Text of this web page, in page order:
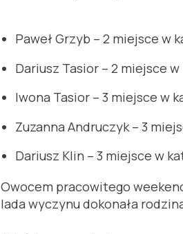
Paweł Grzyb – 2 miejsce w
Dariusz Tasior – 2 miejsce
Iwona Tasior – 3 miejsce w
Zuzanna Andruczyk – 3
Dariusz Klin – 3 miejsce w
Owocem pracowitego
lada wyczynu dokonała